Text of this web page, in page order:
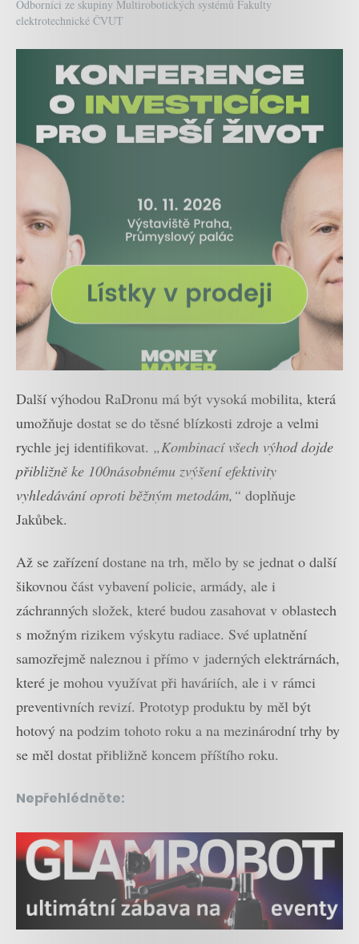
Odborníci ze skupiny Multirobotických systémů Fakulty
elektrotechnické ČVUT
Další výhodou RaDronu má být vysoká mobilita, která
umožňuje dostat se do těsné blízkosti zdroje a velmi
rychle jej identifikovat. „Kombinací všech výhod dojde
přibližně ke 100násobnému zvýšení efektivity
vyhledávání oproti běžným metodám,“ doplňuje
Jakůbek.
Až se zařízení dostane na trh, mělo by se jednat o další
šikovnou část vybavení policie, armády, ale i
záchranných složek, které budou zasahovat v oblastech
s možným rizikem výskytu radiace. Své uplatnění
samozřejmě naleznou i přímo v jaderných elektrárnách,
které je mohou využívat při haváriích, ale i v rámci
preventivních revizí. Prototyp produktu by měl být
hotový na podzim tohoto roku a na mezinárodní trhy by
se měl dostat přibližně koncem příštího roku.
Nepřehlédněte: